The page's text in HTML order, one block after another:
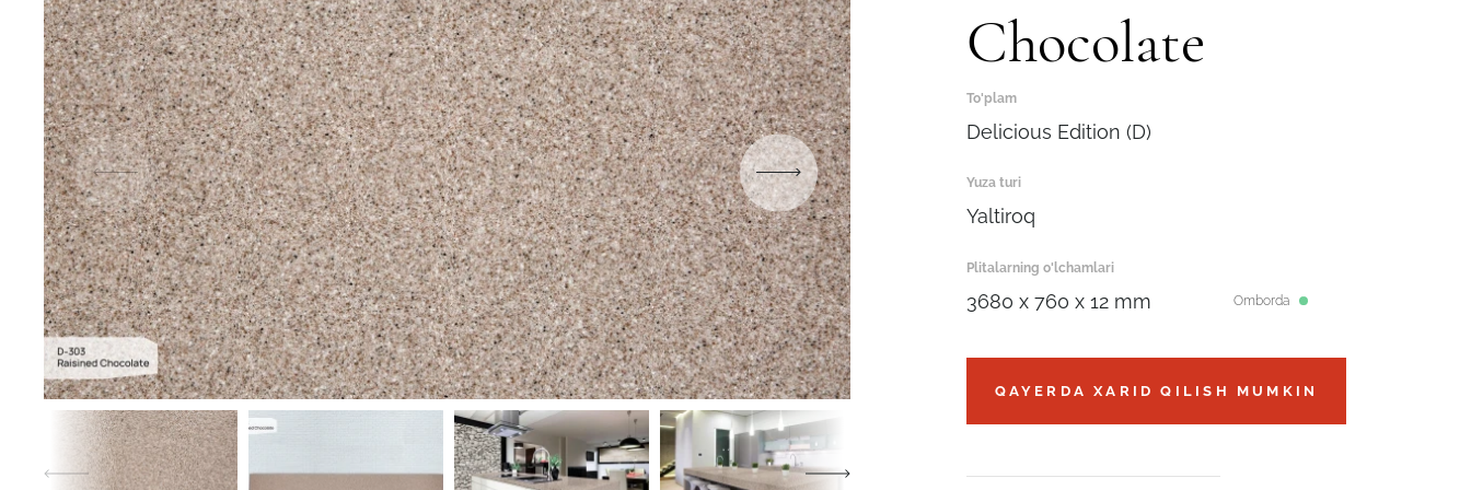
Chocolate
To'plam
Delicious Edition (D)
Yuza turi
Yaltiroq
Plitalarning o'lchamlari
3680 x 760 x 12 mm Omborda
QAYERDA XARID QILISH MUMKIN
Robot emasligingizni tasdiqlang
ARIZANI YUBORISH
Robot emasligingizni tasdiqlang
LOYIHANI YUBORISH
Robot emasligingizni tasdiqlang
YUBORISH